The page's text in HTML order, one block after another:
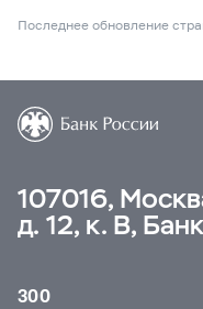
Последнее обновление
107016,
д. 12, к. В,
300